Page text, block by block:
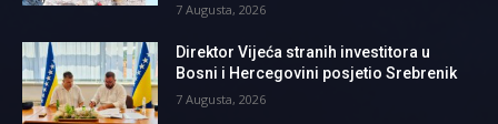
7 Augusta, 2026
Direktor Vijeća stranih investitora u
Bosni i Hercegovini posjetio Srebrenik
7 Augusta, 2026